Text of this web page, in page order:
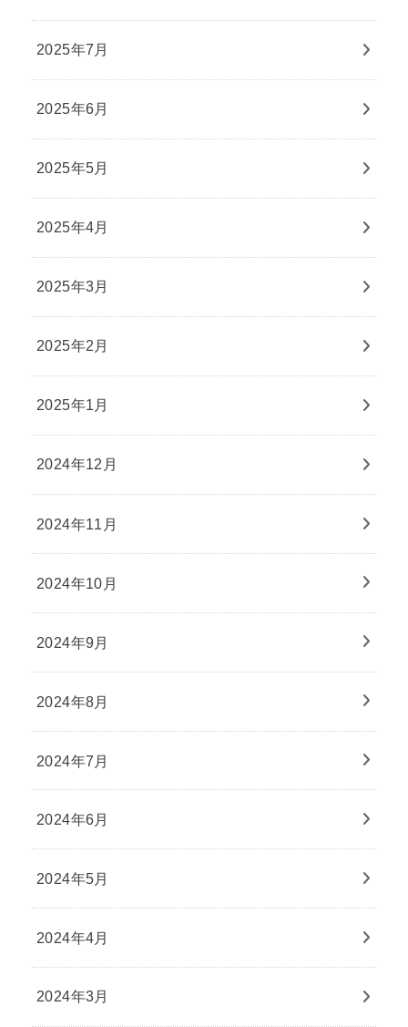
2025年7月
2025年6月
2025年5月
2025年4月
2025年3月
2025年2月
2025年1月
2024年12月
2024年11月
2024年10月
2024年9月
2024年8月
2024年7月
2024年6月
2024年5月
2024年4月
2024年3月